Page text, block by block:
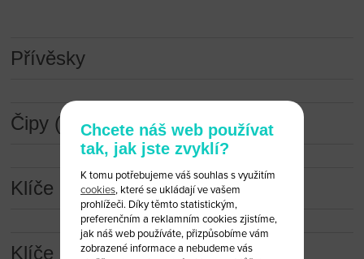
Přívěsky
Čipy (transpondery)
Klíče a dálková ovládání
Klíče a dálková ovládání (obaly)
Chcete náš web používat
tak, jak jste zvyklí?
K tomu potřebujeme váš souhlas s využitím
cookies, které se ukládají ve vašem
prohlížeči. Díky těmto statistickým,
preferenčním a reklamním cookies zjistíme,
jak náš web používáte, přizpůsobíme vám
zobrazené informace a nebudeme vás